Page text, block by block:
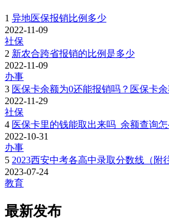
1 异地医保报销比例多少
2022-11-09
社保
2 新农合跨省报销的比例是多少
2022-11-09
办事
3 医保卡余额为0还能报销吗？医保卡
2022-11-29
社保
4 医保卡里的钱能取出来吗_余额查询
2022-10-31
办事
5 2023西安中考各高中录取分数线（附
2023-07-24
教育
最新发布